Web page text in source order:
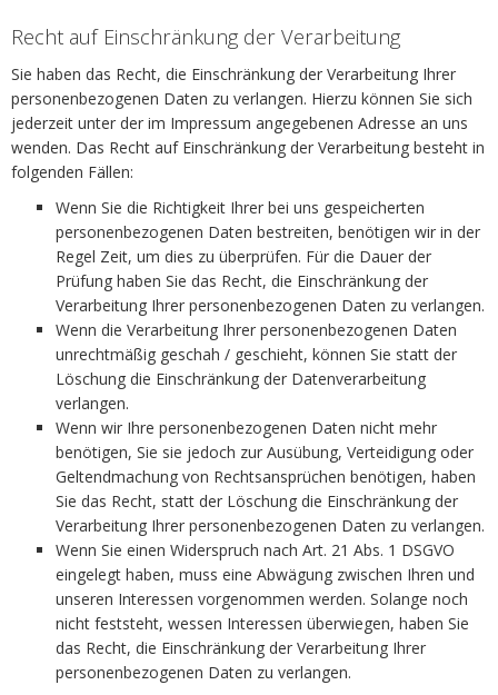
Recht auf Einschränkung der Verarbeitung
Sie haben das Recht, die Einschränkung der Verarbeitung Ihrer
personenbezogenen Daten zu verlangen. Hierzu können Sie sich
jederzeit unter der im Impressum angegebenen Adresse an uns
wenden. Das Recht auf Einschränkung der Verarbeitung besteht in
folgenden Fällen:
Wenn Sie die Richtigkeit Ihrer bei uns gespeicherten
personenbezogenen Daten bestreiten, benötigen wir in der
Regel Zeit, um dies zu überprüfen. Für die Dauer der
Prüfung haben Sie das Recht, die Einschränkung der
Verarbeitung Ihrer personenbezogenen Daten zu verlangen.
Wenn die Verarbeitung Ihrer personenbezogenen Daten
unrechtmäßig geschah / geschieht, können Sie statt der
Löschung die Einschränkung der Datenverarbeitung
verlangen.
Wenn wir Ihre personenbezogenen Daten nicht mehr
benötigen, Sie sie jedoch zur Ausübung, Verteidigung oder
Geltendmachung von Rechtsansprüchen benötigen, haben
Sie das Recht, statt der Löschung die Einschränkung der
Verarbeitung Ihrer personenbezogenen Daten zu verlangen.
Wenn Sie einen Widerspruch nach Art. 21 Abs. 1 DSGVO
eingelegt haben, muss eine Abwägung zwischen Ihren und
unseren Interessen vorgenommen werden. Solange noch
nicht feststeht, wessen Interessen überwiegen, haben Sie
das Recht, die Einschränkung der Verarbeitung Ihrer
personenbezogenen Daten zu verlangen.